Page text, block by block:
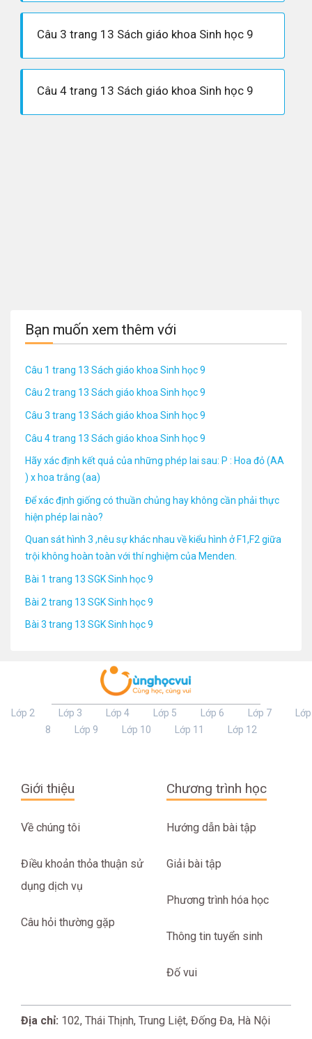
Câu 3 trang 13 Sách giáo khoa Sinh học 9
Câu 4 trang 13 Sách giáo khoa Sinh học 9
Bạn muốn xem thêm với
Câu 1 trang 13 Sách giáo khoa Sinh học 9
Câu 2 trang 13 Sách giáo khoa Sinh học 9
Câu 3 trang 13 Sách giáo khoa Sinh học 9
Câu 4 trang 13 Sách giáo khoa Sinh học 9
Hãy xác định kết quả của những phép lai sau: P : Hoa đỏ (AA
) x hoa trắng (aa)
Để xác định giống có thuần chủng hay không cần phải thực
hiện phép lai nào?
Quan sát hình 3 ,nêu sự khác nhau về kiểu hình ở F1,F2 giữa
trội không hoàn toàn với thí nghiệm của Menden.
Bài 1 trang 13 SGK Sinh học 9
Bài 2 trang 13 SGK Sinh học 9
Bài 3 trang 13 SGK Sinh học 9
Lớp 2 Lớp 3 Lớp 4 Lớp 5 Lớp 6 Lớp 7
Lớp
8
Lớp 9 Lớp 10 Lớp 11 Lớp 12
Giới thiệu
Về chúng tôi
Điều khoản thỏa thuận sử
dụng dịch vụ
Câu hỏi thường gặp
Chương trình học
Hướng dẫn bài tập
Giải bài tập
Phương trình hóa học
Thông tin tuyển sinh
Đố vui
Địa chỉ: 102, Thái Thịnh, Trung Liệt, Đống Đa, Hà Nội